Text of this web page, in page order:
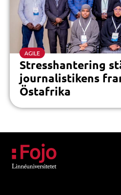
AGILE
Stresshantering
journalistikens
Östafrika